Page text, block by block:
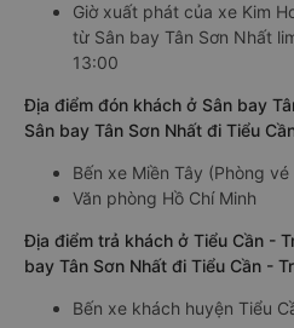
Giờ xuất phát của xe Kim
từ Sân bay Tân Sơn Nhất
13:00
Địa điểm đón khách ở Sân bay
Sân bay Tân Sơn Nhất đi Tiểu
Bến xe Miền Tây (Phòng vé
Văn phòng Hồ Chí Minh
Địa điểm trả khách ở Tiểu Cần -
bay Tân Sơn Nhất đi Tiểu Cần -
Bến xe khách huyện Tiểu